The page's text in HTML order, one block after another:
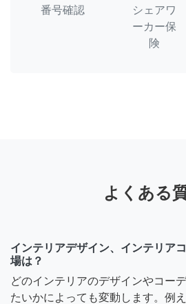
番号確認
シェアワ
ーカー保
険
よくある
インテリアデザイン、インテリア
場は？
どのインテリアのデザインやコー
たいかによっても変動します。例